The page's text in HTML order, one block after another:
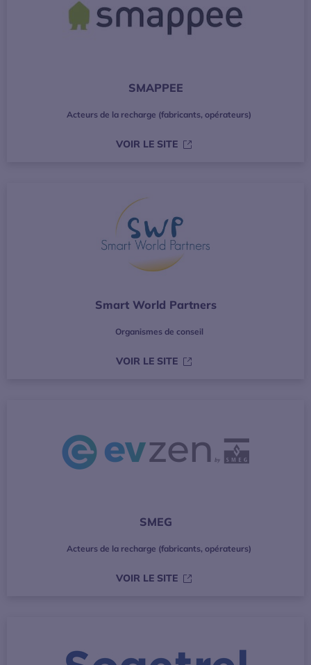
SMAPPEE
Acteurs de la recharge (fabricants, opérateurs)
VOIR LE SITES’OUVRE DANS UNE
Smart World Partners
Organismes de conseil
VOIR LE SITES’OUVRE DANS UNE
SMEG
Acteurs de la recharge (fabricants, opérateurs)
VOIR LE SITES’OUVRE DANS UNE